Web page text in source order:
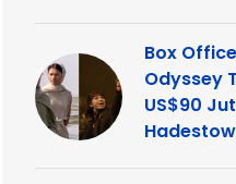
dan
Yerusalem
Box
Odyssey
US$90